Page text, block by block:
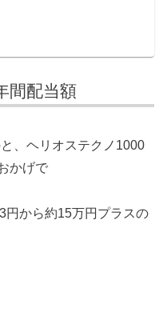
間配当額
、ヘリオステクノ1000
かげで
円から約15万円プラスの